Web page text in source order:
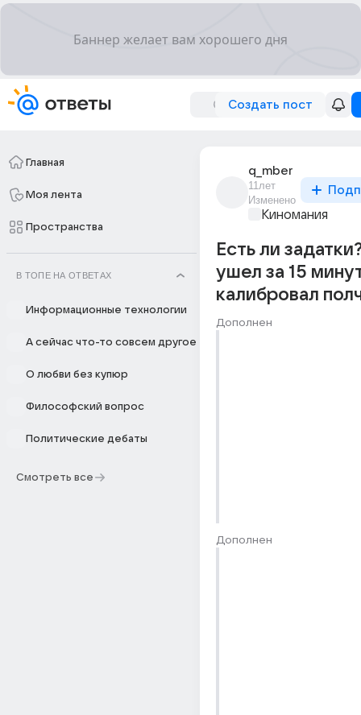
Создать пост
Главная
Моя лента
Пространства
В ТОПЕ НА ОТВЕТАХ
Информационные технологии
А сейчас что-то совсем другое
О любви без купюр
Философский вопрос
Политические дебаты
Смотреть все
q_mber
11лет
Изменено
Киномания
Есть ли
ушел за 15
калибровал
Дополнен
Дополнен